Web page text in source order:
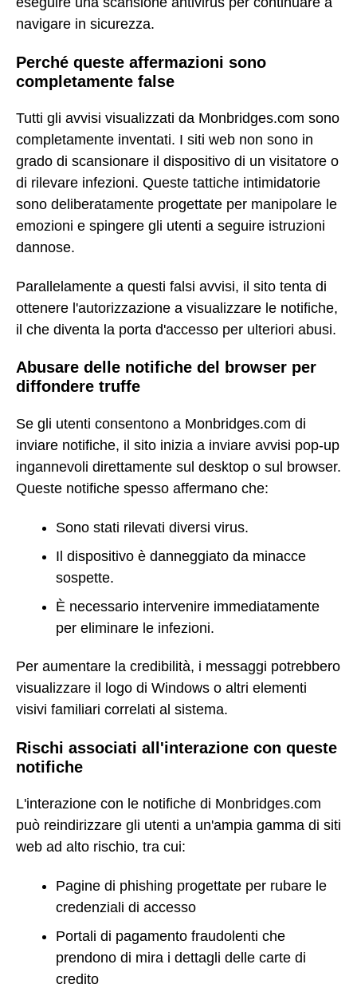
navigare in sicurezza.
Perché queste affermazioni sono
completamente false
Tutti gli avvisi visualizzati da Monbridges.com sono
completamente inventati. I siti web non sono in
grado di scansionare il dispositivo di un visitatore o
di rilevare infezioni. Queste tattiche intimidatorie
sono deliberatamente progettate per manipolare le
emozioni e spingere gli utenti a seguire istruzioni
dannose.
Parallelamente a questi falsi avvisi, il sito tenta di
ottenere l'autorizzazione a visualizzare le notifiche,
il che diventa la porta d'accesso per ulteriori abusi.
Abusare delle notifiche del browser per
diffondere truffe
Se gli utenti consentono a Monbridges.com di
inviare notifiche, il sito inizia a inviare avvisi pop-up
ingannevoli direttamente sul desktop o sul browser.
Queste notifiche spesso affermano che:
Sono stati rilevati diversi virus.
Il dispositivo è danneggiato da minacce
sospette.
È necessario intervenire immediatamente
per eliminare le infezioni.
Per aumentare la credibilità, i messaggi potrebbero
visualizzare il logo di Windows o altri elementi
visivi familiari correlati al sistema.
Rischi associati all'interazione con queste
notifiche
L'interazione con le notifiche di Monbridges.com
può reindirizzare gli utenti a un'ampia gamma di siti
web ad alto rischio, tra cui:
Pagine di phishing progettate per rubare le
credenziali di accesso
Portali di pagamento fraudolenti che
prendono di mira i dettagli delle carte di
credito